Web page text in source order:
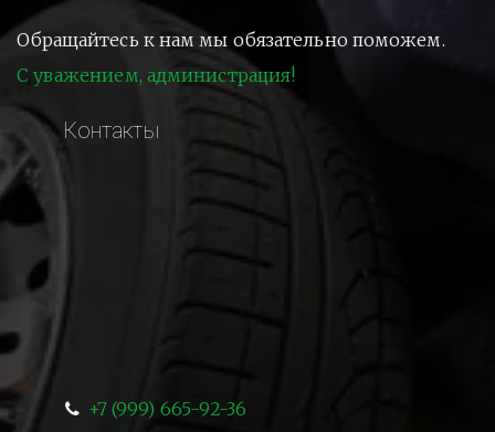
Обращайтесь к нам мы обязательно поможем.
С уважением, администрация!
Контакты
+7 (999) 665-92-36